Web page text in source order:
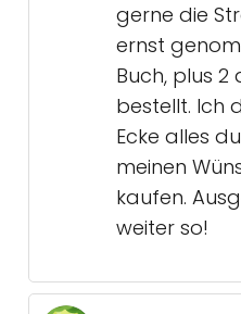
gerne die
ernst
Buch, plus 2
bestellt. Ich
Ecke alles
meinen
kaufen.
weiter so!